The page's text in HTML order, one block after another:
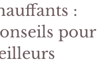
:
pour